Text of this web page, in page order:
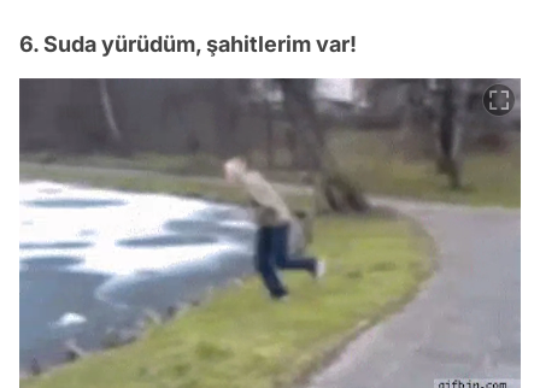
6. Suda yürüdüm, şahitlerim var!